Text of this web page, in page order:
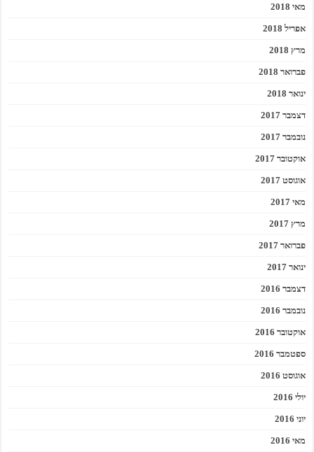
מאי 2018
אפריל 2018
מרץ 2018
פברואר 2018
ינואר 2018
דצמבר 2017
נובמבר 2017
אוקטובר 2017
אוגוסט 2017
מאי 2017
מרץ 2017
פברואר 2017
ינואר 2017
דצמבר 2016
נובמבר 2016
אוקטובר 2016
ספטמבר 2016
אוגוסט 2016
יולי 2016
יוני 2016
מאי 2016